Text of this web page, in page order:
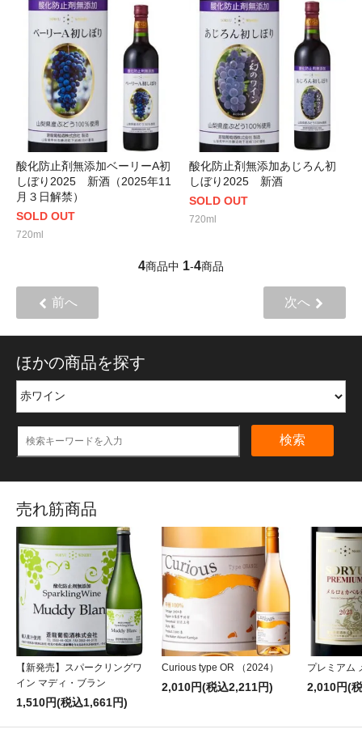
酸化防止剤無添加ベーリーA初
しぼり2025 新酒（2025年11
月３日解禁）
SOLD OUT
720ml
酸化防止剤無添加あじろん初
しぼり2025 新酒
SOLD OUT
720ml
4商品中 1-4商品
前へ 次へ
ほかの商品を探す
検索
売れ筋商品
【新発売】スパークリングワ
イン マディ・ブラン
1,510円(税込1,661円)
Curious type OR （2024）
2,010円(税込2,211円)
プレミアム
2,010円(